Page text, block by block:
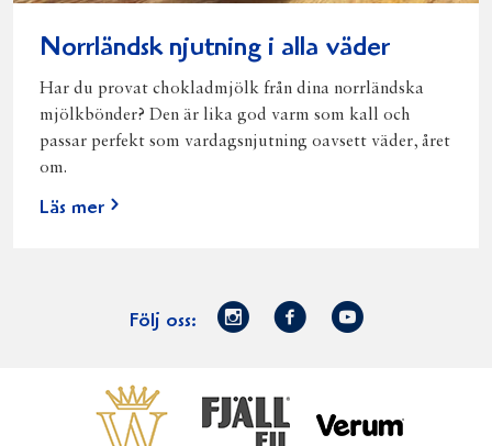
Norrländsk njutning i alla väder
Har du provat chokladmjölk från dina norrländska
mjölkbönder? Den är lika god varm som kall och
passar perfekt som vardagsnjutning oavsett väder, året
om.
Läs mer
Följ oss:
Norrmejerier
Facebook
Youtube
VästerbottensostFjällfil